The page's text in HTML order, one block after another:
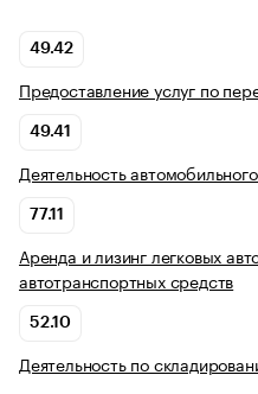
49.42
Предоставление услуг по
49.41
Деятельность
77.11
Аренда и лизинг легковых
автотранспортных средств
52.10
Деятельность по